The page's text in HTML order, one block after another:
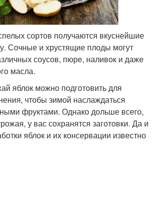
сортов получаются вкуснейшие
Сочные и хрустящие плоды могут
соусов, пюре, наливок и даже
масла.
яблок можно подготовить для
чтобы зимой наслаждаться
фруктами. Однако дольше всего,
у вас сохранятся заготовки. Да и
яблок и их консервации известно